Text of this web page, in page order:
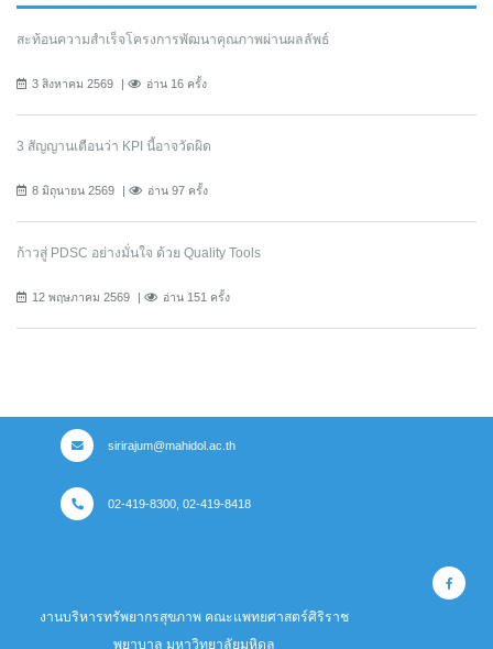
สะท้อนความสำเร็จโครงการพัฒนาคุณภาพผ่านผลลัพธ์
3 สิงหาคม 2569 อ่าน 16 ครั้ง
3 สัญญานเตือนว่า KPI นี้อาจวัดผิด
8 มิถุนายน 2569 อ่าน 97 ครั้ง
ก้าวสู่ PDSC อย่างมั่นใจ ด้วย Quality Tools
12 พฤษภาคม 2569 อ่าน 151 ครั้ง
sirirajum@mahidol.ac.th
02-419-8300, 02-419-8418
งานบริหารทรัพยากรสุขภาพ คณะแพทยศาสตร์ศิริราช
พยาบาล มหาวิทยาลัยมหิดล